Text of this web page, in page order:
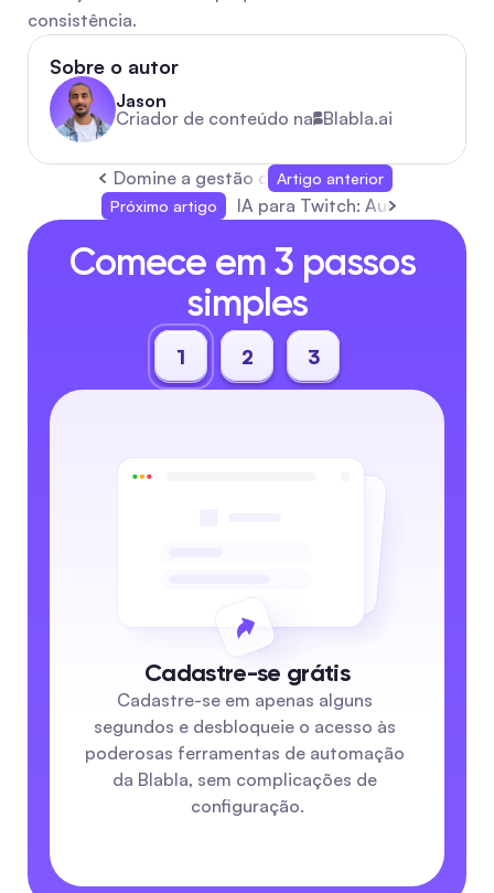
consistência.
Sobre o autor
Jason
Criador de conteúdo na Blabla.ai
Domine a gestão de mensagens no
Artigo anterior
Próximo artigo
IA para Twitch: Aumente a
Comece em 3 passos
simples
1 2 3
Cadastre-se grátis
Cadastre-se em apenas alguns
segundos e desbloqueie o acesso às
poderosas ferramentas de automação
da Blabla, sem complicações de
configuração.